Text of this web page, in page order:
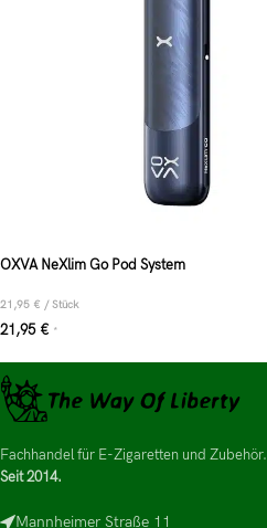
OXVA NeXlim Go Pod System
21,95 € /Stück
21,95 € *
Fachhandel für E-Zigaretten und Zubehör.
Seit 2014.
Mannheimer Straße 11